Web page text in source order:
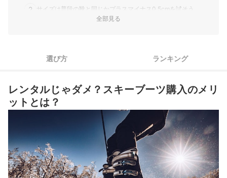
2 サイズは普段の靴と同じかプラスマイナス0.5cmを試そう
5 迷ったら有名メーカー・ブランドをチェックしよう
スキーブーツ全35商品おすすめ人気ランキング
スキーブーツはどこに売っている？専門店で買うメリットは？
スキーブーツの正しい履き方は？痛いときの対処法は？
使用後の保管方法は？寿命は何年？
スキーブーツの売れ筋ランキングもチェック！
全部見る
選び方 ランキング
レンタルじゃダメ？スキーブーツ購入のメリ
ットとは？